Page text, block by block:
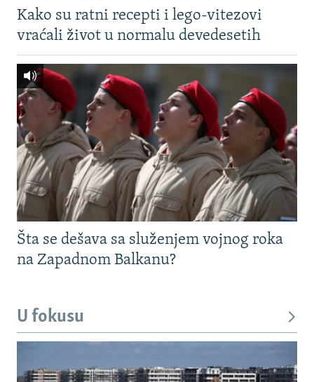
Kako su ratni recepti i lego-vitezovi
vraćali život u normalu devedesetih
Šta se dešava sa služenjem vojnog roka
na Zapadnom Balkanu?
U fokusu